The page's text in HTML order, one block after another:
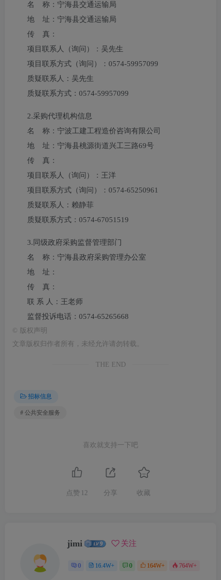
名 称： 宁海县交通运输局
地 址： 宁海县交通运输局
传 真：
项目联系人（询问）： 吴先生
项目联系方式（询问）： 0574-59957099
质疑联系人： 吴先生
质疑联系方式： 0574-59957099
2.采购代理机构信息
名 称： 宁波工建工程造价咨询有限公司
地 址： 宁海县桃源街道兴工三路69号
传 真：
项目联系人（询问）： 王洋
项目联系方式（询问）： 0574-65250961
质疑联系人： 赖静菲
质疑联系方式： 0574-67051519
3. 同级政府采购监督管理部门
名 称：宁海县政府采购管理办公室
地 址：
传 真：
联 系 人：王老师
监督投诉电话：0574-65265668
©
版权声明
文章版权归作者所有，未经允许请勿转载。
THE END
招标信息
# 公共安全服务
喜欢就支持一下吧
点赞 12 分享 收藏
jimi 关注
0 16.4W+ 0 164W+ 764W+